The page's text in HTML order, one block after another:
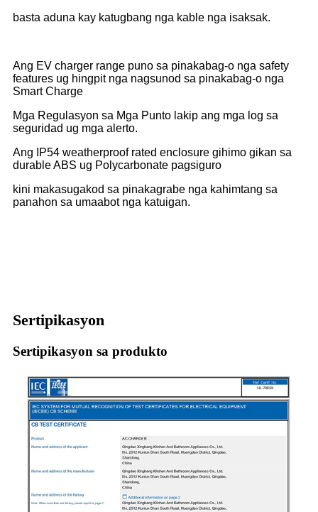
basta aduna kay katugbang nga kable nga isaksak.
Ang EV charger range puno sa pinakabag-o nga safety
features ug hingpit nga nagsunod sa pinakabag-o nga
Smart Charge
Mga Regulasyon sa Mga Punto lakip ang mga log sa
seguridad ug mga alerto.
Ang IP54 weatherproof rated enclosure gihimo gikan sa
durable ABS ug Polycarbonate pagsiguro
kini makasugakod sa pinakagrabe nga kahimtang sa
panahon sa umaabot nga katuigan.
Sertipikasyon
Sertipikasyon sa produkto